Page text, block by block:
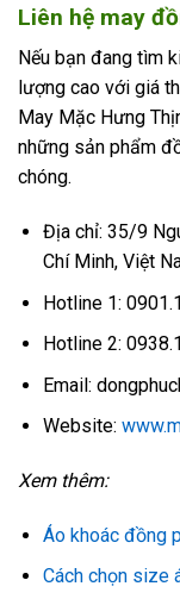
Liên hệ may
Nếu bạn đang tìm
lượng cao với giá
May Mặc Hưng
những sản phẩm
chóng.
Địa chỉ: 35/9
Chí Minh, Việt
Hotline 1:
Hotline 2:
Email:
Website:
Xem thêm:
Áo khoác đồng
Cách chọn size